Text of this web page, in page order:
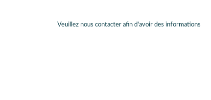
Veuillez nous contacter afin d'avoir des informations